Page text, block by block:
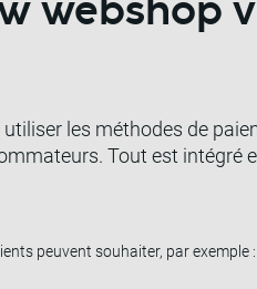
webshop
les méthodes de
Tout est intégré
peuvent souhaiter, par exemple